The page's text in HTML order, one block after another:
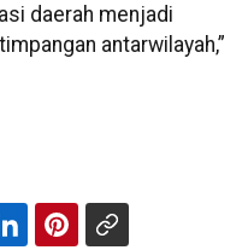
daerah menjadi
antarwilayah,”